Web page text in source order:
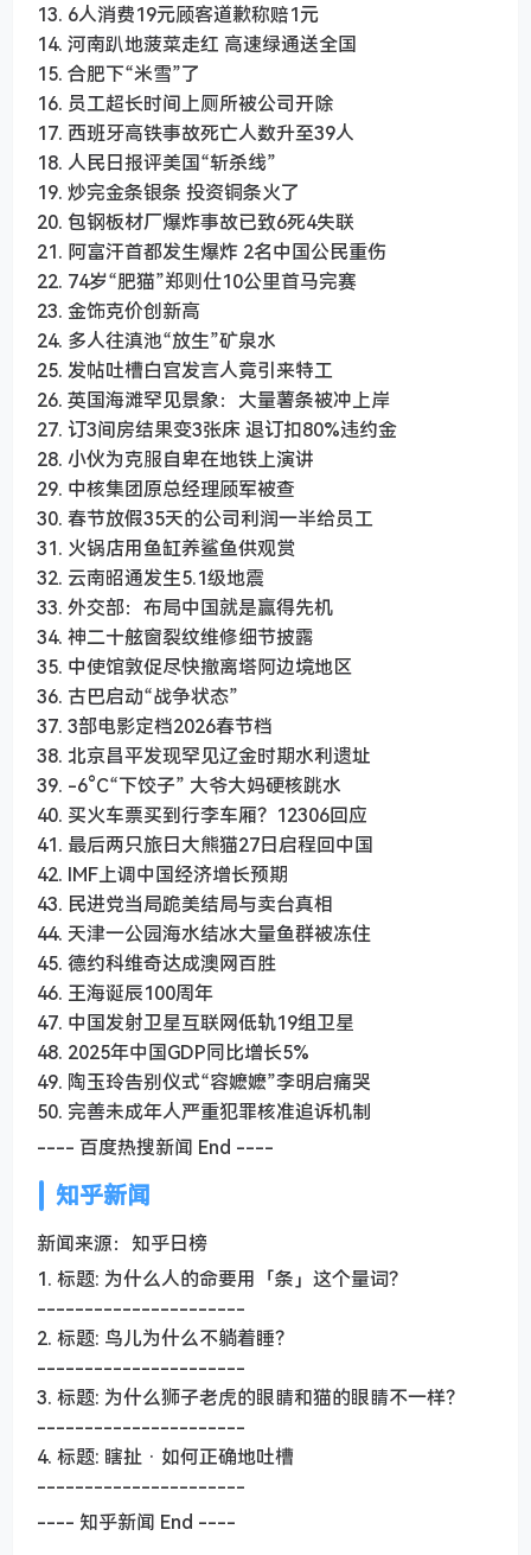
13. 6人消费19元顾客道歉称赔1元
14. 河南趴地菠菜走红 高速绿通送全国
15. 合肥下“米雪”了
16. 员工超长时间上厕所被公司开除
17. 西班牙高铁事故死亡人数升至39人
18. 人民日报评美国“斩杀线”
19. 炒完金条银条 投资铜条火了
20. 包钢板材厂爆炸事故已致6死4失联
21. 阿富汗首都发生爆炸 2名中国公民重伤
22. 74岁“肥猫”郑则仕10公里首马完赛
23. 金饰克价创新高
24. 多人往滇池“放生”矿泉水
25. 发帖吐槽白宫发言人竟引来特工
26. 英国海滩罕见景象：大量薯条被冲上岸
27. 订3间房结果变3张床 退订扣80%违约金
28. 小伙为克服自卑在地铁上演讲
29. 中核集团原总经理顾军被查
30. 春节放假35天的公司利润一半给员工
31. 火锅店用鱼缸养鲨鱼供观赏
32. 云南昭通发生5.1级地震
33. 外交部：布局中国就是赢得先机
34. 神二十舷窗裂纹维修细节披露
35. 中使馆敦促尽快撤离塔阿边境地区
36. 古巴启动“战争状态”
37. 3部电影定档2026春节档
38. 北京昌平发现罕见辽金时期水利遗址
39. -6°C“下饺子” 大爷大妈硬核跳水
40. 买火车票买到行李车厢？12306回应
41. 最后两只旅日大熊猫27日启程回中国
42. IMF上调中国经济增长预期
43. 民进党当局跪美结局与卖台真相
44. 天津一公园海水结冰大量鱼群被冻住
45. 德约科维奇达成澳网百胜
46. 王海诞辰100周年
47. 中国发射卫星互联网低轨19组卫星
48. 2025年中国GDP同比增长5%
49. 陶玉玲告别仪式“容嬷嬷”李明启痛哭
50. 完善未成年人严重犯罪核准追诉机制
---- 百度热搜新闻 End ----
知乎新闻
新闻来源：知乎日榜
1. 标题: 为什么人的命要用「条」这个量词？
----------------------
2. 标题: 鸟儿为什么不躺着睡？
----------------------
3. 标题: 为什么狮子老虎的眼睛和猫的眼睛不一样？
----------------------
4. 标题: 瞎扯 · 如何正确地吐槽
----------------------
---- 知乎新闻 End ----